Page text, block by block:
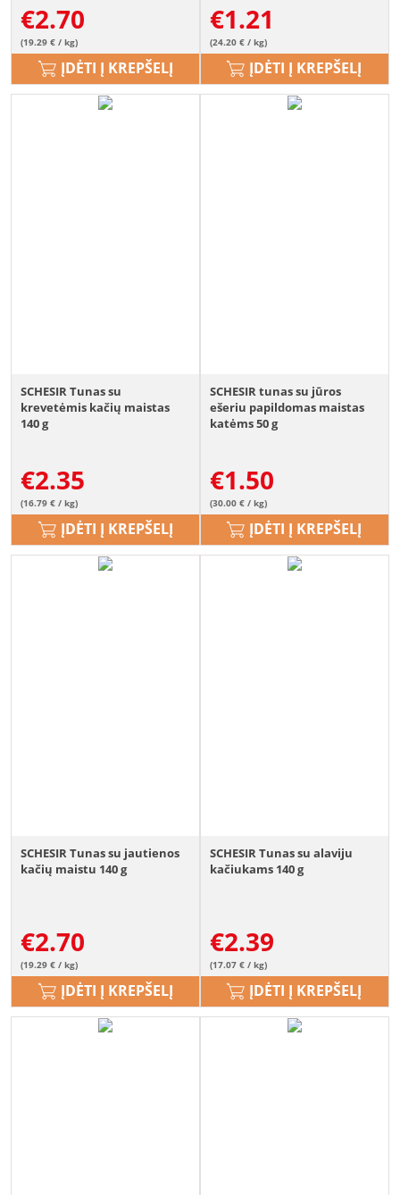
€2.70
(19.29 € / kg)
ĮDĖTI Į KREPŠELĮ
€1.21
(24.20 € / kg)
ĮDĖTI Į KREPŠELĮ
SCHESIR Tunas su
krevetėmis kačių maistas
140 g
€2.35
(16.79 € / kg)
ĮDĖTI Į KREPŠELĮ
SCHESIR tunas su jūros
ešeriu papildomas maistas
katėms 50 g
€1.50
(30.00 € / kg)
ĮDĖTI Į KREPŠELĮ
SCHESIR Tunas su jautienos
kačių maistu 140 g
€2.70
(19.29 € / kg)
ĮDĖTI Į KREPŠELĮ
SCHESIR Tunas su alaviju
kačiukams 140 g
€2.39
(17.07 € / kg)
ĮDĖTI Į KREPŠELĮ